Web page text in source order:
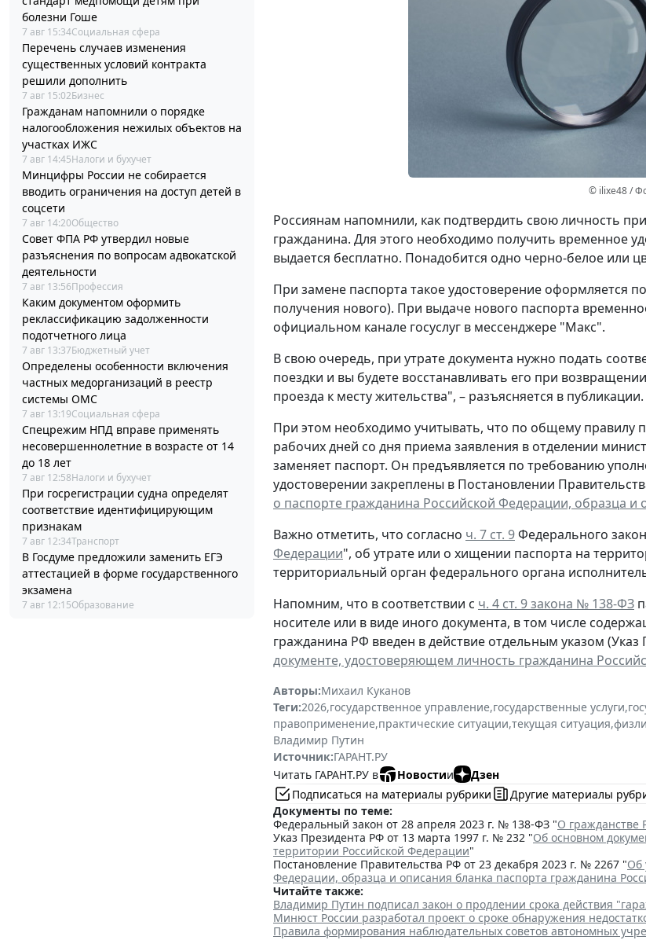
болезни Гоше
7 авг 15:34Социальная сфера
Перечень случаев изменения
существенных условий контракта
решили дополнить
7 авг 15:02Бизнес
Гражданам напомнили о порядке
налогообложения нежилых объектов на
участках ИЖС
7 авг 14:45Налоги и бухучет
Минцифры России не собирается
вводить ограничения на доступ детей в
соцсети
7 авг 14:20Общество
Совет ФПА РФ утвердил новые
разъяснения по вопросам адвокатской
деятельности
7 авг 13:56Профессия
Каким документом оформить
реклассификацию задолженности
подотчетного лица
7 авг 13:37Бюджетный учет
Определены особенности включения
частных медорганизаций в реестр
системы ОМС
7 авг 13:19Социальная сфера
Спецрежим НПД вправе применять
несовершеннолетние в возрасте от 14
до 18 лет
7 авг 12:58Налоги и бухучет
При госрегистрации судна определят
соответствие идентифицирующим
признакам
7 авг 12:34Транспорт
В Госдуме предложили заменить ЕГЭ
аттестацией в форме государственного
экзамена
7 авг 12:15Образование
© ilixe48 /
Россиянам напомнили, как подтвердить свою личность
гражданина. Для этого необходимо получить временное
выдается бесплатно. Понадобится одно черно-белое или
При замене паспорта такое удостоверение оформляется
получения нового). При выдаче нового паспорта
официальном канале госуслуг в мессенджере "Макс".
В свою очередь, при утрате документа нужно подать
поездки и вы будете восстанавливать его при
проезда к месту жительства", – разъясняется в
При этом необходимо учитывать, что по общему
рабочих дней со дня приема заявления в отделении
заменяет паспорт. Он предъявляется по требованию
удостоверении закреплены в Постановлении
о паспорте гражданина Российской Федерации, образца
Важно отметить, что согласно ч. 7 ст. 9Федерального
Федерации", об утрате или о хищении паспорта на
территориальный орган федерального органа
Напомним, что в соответствии с ч. 4 ст. 9 закона № 138-ФЗ
носителе или в виде иного документа, в том числе
гражданина РФ введен в действие отдельным указом
документе, удостоверяющем личность гражданина
Авторы:Михаил Куканов
Теги:2026,государственное управление,государственные услуги,
правоприменение,практические ситуации,текущая ситуация,
Владимир Путин
Источник:ГАРАНТ.РУ
Читать ГАРАНТ.РУ в
Новостии
Дзен
Подписаться на материалы рубрики
Другие материалы
Документы по теме:
Федеральный закон от 28 апреля 2023 г. № 138-ФЗ "О гражданстве
Указ Президента РФ от 13 марта 1997 г. № 232 "Об основном
территории Российской Федерации"
Постановление Правительства РФ от 23 декабря 2023 г. № 2267 "Об
Федерации, образца и описания бланка паспорта гражданина
Читайте также:
Владимир Путин подписал закон о продлении срока действия
Минюст России разработал проект о сроке обнаружения
Правила формирования наблюдательных советов автономных